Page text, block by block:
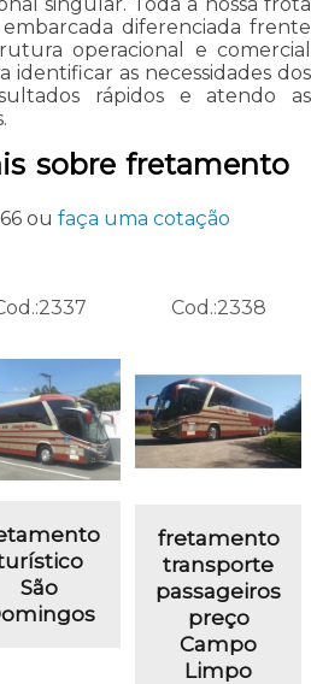
diferenciada frente
operacional e comercial
identificar as necessidades dos
rápidos e atendo as
sobre fretamento
ou faça uma cotação
2337
São
Cod.:2338
fretamento
transporte
passageiros
preço
Campo
Limpo